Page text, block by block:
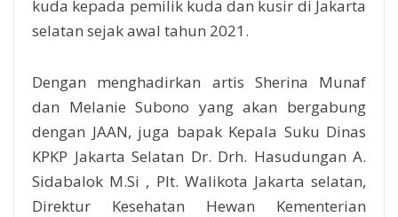
kuda kepada pemilik kuda dan kusir di Jakarta
selatan sejak awal tahun 2021.
Dengan menghadirkan artis Sherina Munaf
dan Melanie Subono yang akan bergabung
dengan JAAN, juga bapak Kepala Suku Dinas
KPKP Jakarta Selatan Dr. Drh. Hasudungan A.
Sidabalok M.Si , Plt. Walikota Jakarta selatan,
Direktur Kesehatan Hewan Kementerian